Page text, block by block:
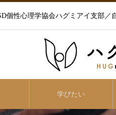
個性心理学協会ハグミアイ支部／
学びたい